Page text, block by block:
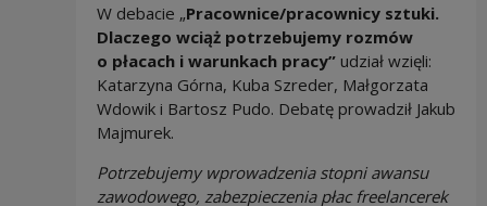
W debacie „Pracownice/pracownicy sztuki.
Dlaczego wciąż potrzebujemy rozmów
o płacach i warunkach pracy” udział wzięli:
Katarzyna Górna, Kuba Szreder, Małgorzata
Wdowik i Bartosz Pudo. Debatę prowadził Jakub
Majmurek.
Potrzebujemy wprowadzenia stopni awansu
zawodowego, zabezpieczenia płac freelancerek